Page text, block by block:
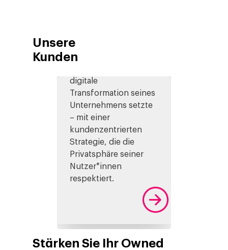
Unsere
Kunden
digitale
Transformation seines
Unternehmens setzte
– mit einer
kundenzentrierten
Strategie, die die
Privatsphäre seiner
Nutzer*innen
respektiert.
Stärken Sie Ihr Owned